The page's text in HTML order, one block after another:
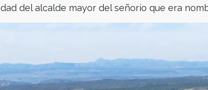
del alcalde mayor del señorío que era